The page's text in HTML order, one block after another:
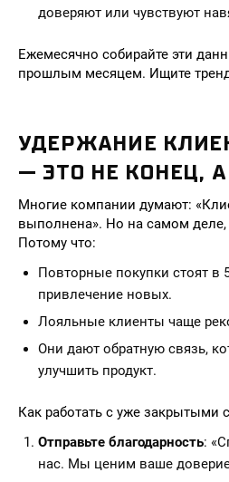
доверяют или чувствуют
Ежемесячно собирайте эти
прошлым месяцем. Ищите
УДЕРЖАНИЕ
— ЭТО НЕ КОНЕЦ,
Многие компании думают:
выполнена». Но на самом деле,
Потому что:
Повторные покупки стоят в
привлечение новых.
Лояльные клиенты чаще
Они дают обратную связь,
улучшить продукт.
Как работать с уже закрытыми
Отправьте благодарность:
нас. Мы ценим ваше